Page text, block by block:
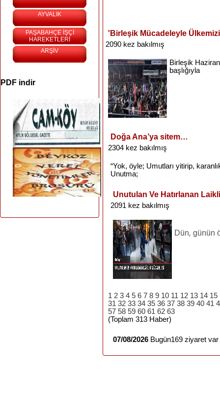
AYVALIK
PAŞABAHÇE İŞÇİ
HAREKETLERİ
ARŞİV
PDF indir
'Birleşik Mücadeleyle
2090 kez bakılmış
Birleşik Haziran
başlığıyla
Doğa Ana’ya sitem…
2304 kez bakılmış
“Yok, öyle; Umutları yitirip,
Unutma;
Unutulan Ve Hatırlanan
2091 kez bakılmış
Dün, günün
1 2 3 4 5 6 7 8 9 10 11 12 13 14 15
31 32 33 34 35 36 37 38 39 40 41
57 58 59 60 61 62 63
(Toplam 313 Haber)
07/08/2026 Bugün169 ziyaret